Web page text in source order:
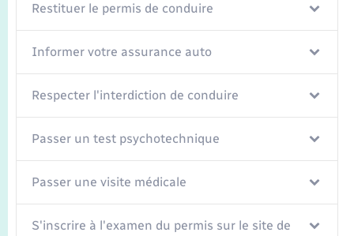
Voirie et espace public
Restituer le permis de conduire
Informer votre assurance auto
Respecter l'interdiction de conduire
Passer un test psychotechnique
Passer une visite médicale
S'inscrire à l'examen du permis sur le site de